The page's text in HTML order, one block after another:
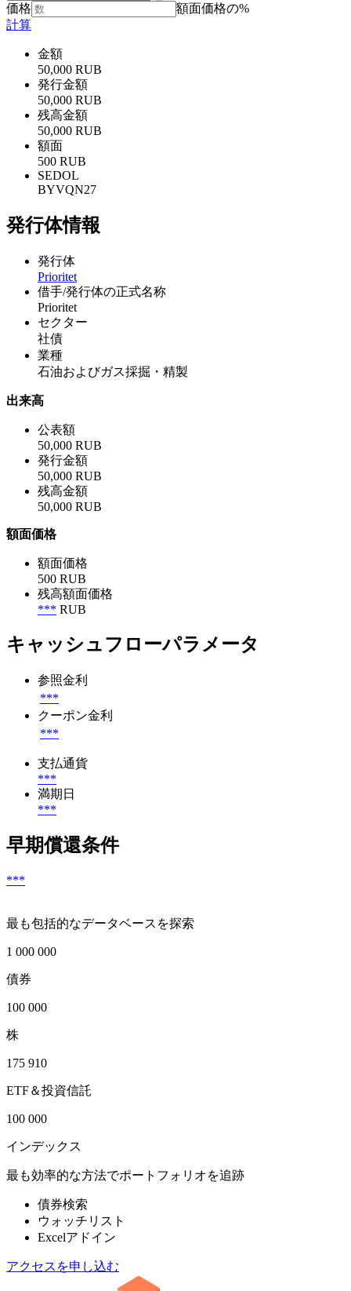
価格
額面価格の%
計算
金額
50,000 RUB
発行金額
50,000 RUB
残高金額
50,000 RUB
額面
500 RUB
SEDOL
BYVQN27
発行体情報
発行体
Prioritet
借手/発行体の正式名称
Prioritet
セクター
社債
業種
石油およびガス採掘・精製
出来高
公表額
50,000 RUB
発行金額
50,000 RUB
残高金額
50,000 RUB
額面価格
額面価格
500 RUB
残高額面価格
*** RUB
キャッシュフローパラメータ
参照金利
***
クーポン金利
***
支払通貨
***
満期日
***
早期償還条件
***
最も包括的なデータベースを探索
1 000 000
債券
100 000
株
175 910
ETF＆投資信託
100 000
インデックス
最も効率的な方法でポートフォリオを追跡
債券検索
ウォッチリスト
Excelアドイン
アクセスを申し込む